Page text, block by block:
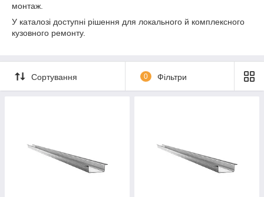
монтаж.
У каталозі доступні рішення для локального й комплексного
кузовного ремонту.
Сортування 0 Фільтри